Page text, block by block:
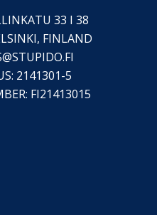
33 I 38
FINLAND
STUPIDO.FI
2141301-5
FI21413015